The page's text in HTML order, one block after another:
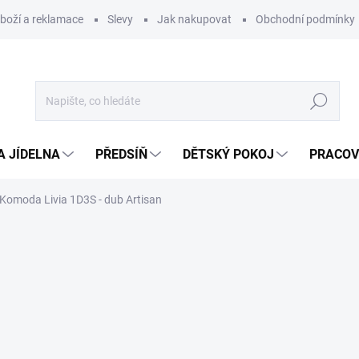
a reklamace Slevy Jak nakupovat Obchodní podmínky
Hledat
JÍDELNA PŘEDSÍŇ DĚTSKÝ POKOJ
Komoda Livia 1D3S - dub Artisan